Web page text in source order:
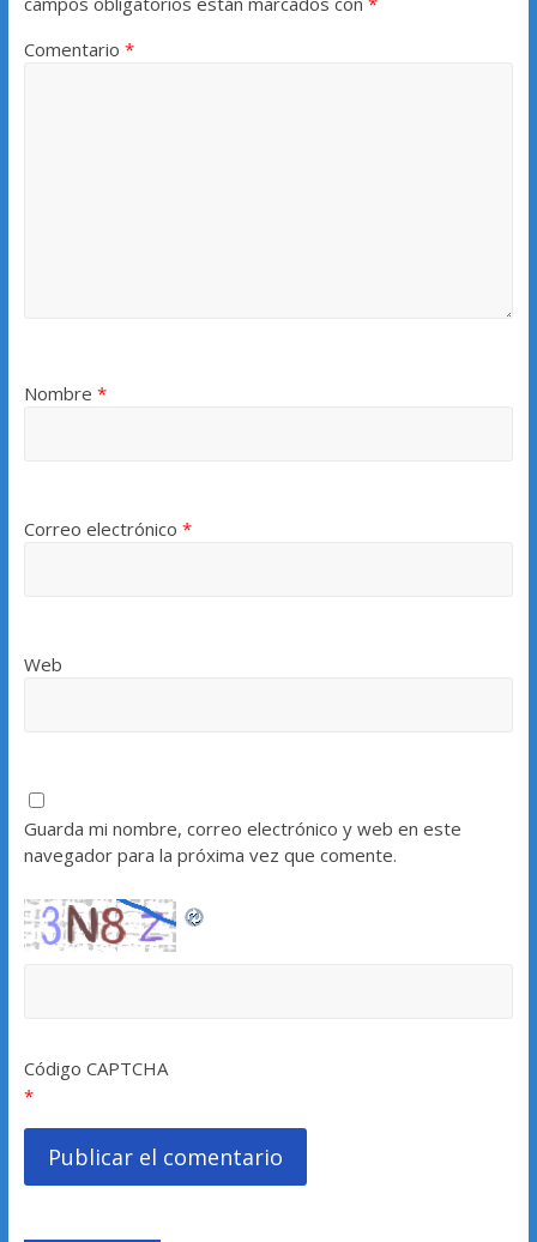
Comentario *
Nombre *
Correo electrónico *
Web
Guarda mi nombre, correo electrónico y web en este
navegador para la próxima vez que comente.
Código CAPTCHA
*